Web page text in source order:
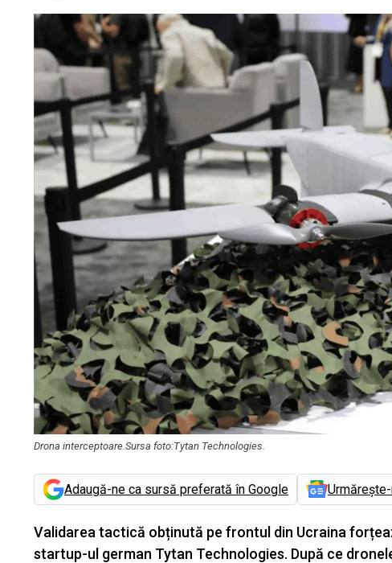
Drona interceptoare.Sursa foto:Tytan Technologies.
Adaugă-ne ca sursă preferată în Google
Validarea tactică obținută pe frontul din Ucraina
startup-ul german Tytan Technologies. După ce